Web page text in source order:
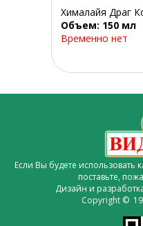
Хималайя Драг
Объем: 150 мл
Временно нет
Если Вы будете использовать
поставьте,
Дизайн и
Copyright ©